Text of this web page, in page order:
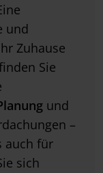
und
Zuhause
Sie
und
–
auch für
sich